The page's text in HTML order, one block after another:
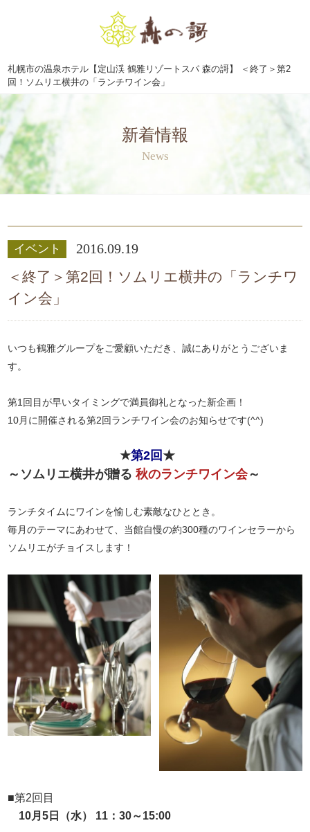
札幌市の温泉ホテル【定山渓 鶴雅リゾートスパ 森の謌】 ＜終了＞第2
回！ソムリエ横井の「ランチワイン会」
新着情報
News
イベント 2016.09.19
＜終了＞第2回！ソムリエ横井の「ランチワ
イン会」
いつも鶴雅グループをご愛顧いただき、誠にありがとうございま
す。
第1回目が早いタイミングで満員御礼となった新企画！
10月に開催される第2回ランチワイン会のお知らせです(^^)
★第2回★
～ソムリエ横井が贈る秋のランチワイン会～
ランチタイムにワインを愉しむ素敵なひととき。
毎月のテーマにあわせて、当館自慢の約300種のワインセラーから
ソムリエがチョイスします！
■第2回目
10月5日（水） 11：30～15:00